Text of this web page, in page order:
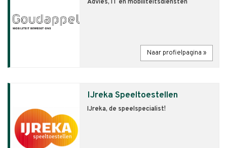
Advies, IT en mobiliteitsdiensten
Naar profielpagina »
IJreka Speeltoestellen
IJreka, de speelspecialist!